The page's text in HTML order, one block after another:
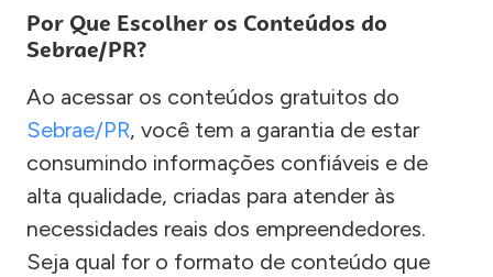
Por Que Escolher os Conteúdos do
Sebrae/PR?
Ao acessar os conteúdos gratuitos do
Sebrae/PR, você tem a garantia de estar
consumindo informações confiáveis e de
alta qualidade, criadas para atender às
necessidades reais dos empreendedores.
Seja qual for o formato de conteúdo que